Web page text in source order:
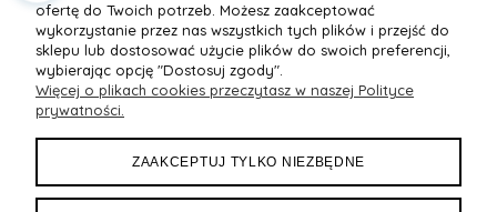
POMOC
MOJE KONTO
ofertę do Twoich potrzeb. Możesz zaakceptować
wykorzystanie przez nas wszystkich tych plików i przejść do
sklepu lub dostosować użycie plików do swoich preferencji,
wybierając opcję "Dostosuj zgody".
Więcej o plikach cookies przeczytasz w naszej Polityce
prywatności.
ZAAKCEPTUJ TYLKO NIEZBĘDNE